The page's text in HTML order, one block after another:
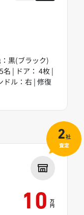
黒(ブラック)
| ドア： 4枚 |
ドル：右 | 修復
10 万
円
2社
査定